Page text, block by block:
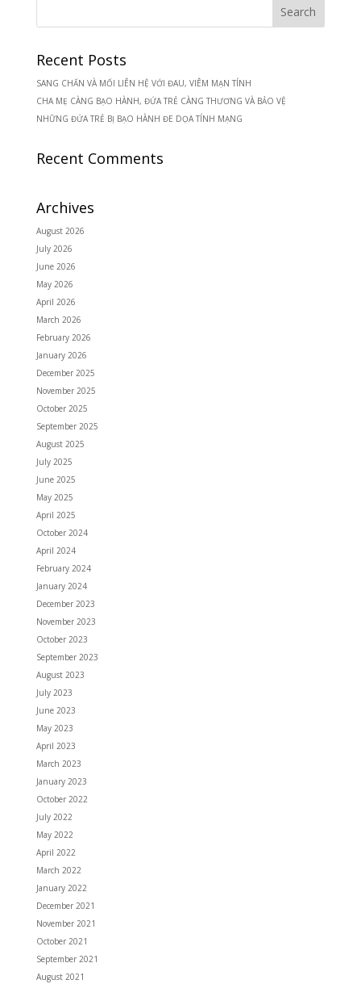
Recent Posts
SANG CHẤN VÀ MỐI LIÊN HỆ VỚI ĐAU, VIÊM MẠN TÍNH
CHA MẸ CÀNG BẠO HÀNH, ĐỨA TRẺ CÀNG THƯƠNG VÀ BẢO VỆ
NHỮNG ĐỨA TRẺ BỊ BẠO HÀNH ĐE DỌA TÍNH MẠNG
Recent Comments
Archives
August 2026
July 2026
June 2026
May 2026
April 2026
March 2026
February 2026
January 2026
December 2025
November 2025
October 2025
September 2025
August 2025
July 2025
June 2025
May 2025
April 2025
October 2024
April 2024
February 2024
January 2024
December 2023
November 2023
October 2023
September 2023
August 2023
July 2023
June 2023
May 2023
April 2023
March 2023
January 2023
October 2022
July 2022
May 2022
April 2022
March 2022
January 2022
December 2021
November 2021
October 2021
September 2021
August 2021